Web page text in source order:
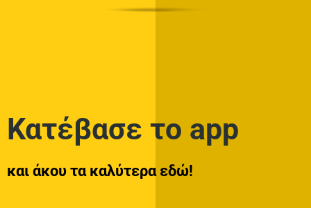
Κατέβασε το app
και άκου τα καλύτερα εδώ!